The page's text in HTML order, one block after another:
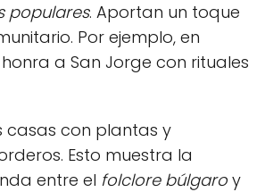
populares. Aportan un toque
Por ejemplo, en
honra a San Jorge con rituales
casas con plantas y
Esto muestra la
entre el folclore búlgaro y